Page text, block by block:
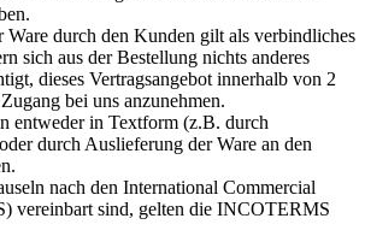
Ware durch den Kunden gilt als verbindliches
sich aus der Bestellung nichts anderes
dieses Vertragsangebot innerhalb von 2
bei uns anzunehmen.
entweder in Textform (z.B. durch
durch Auslieferung der Ware an den
nach den International Commercial
vereinbart sind, gelten die INCOTERMS